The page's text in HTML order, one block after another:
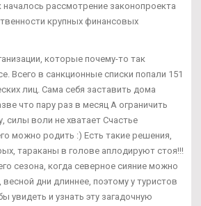
началось рассмотрение законопроекта
крупных финансовых
которые почему-то так
Всего в санкционные списки попали 151
лиц. Сама себя заставить дома
что пару раз в месяц А ограничить
силы воли не хватает Счастье
можно родить :) Есть такие решения,
тараканы в голове аплодируют стоя!!!
сезона, когда северное сияние можно
дни длиннее, поэтому у туристов
увидеть и узнать эту загадочную